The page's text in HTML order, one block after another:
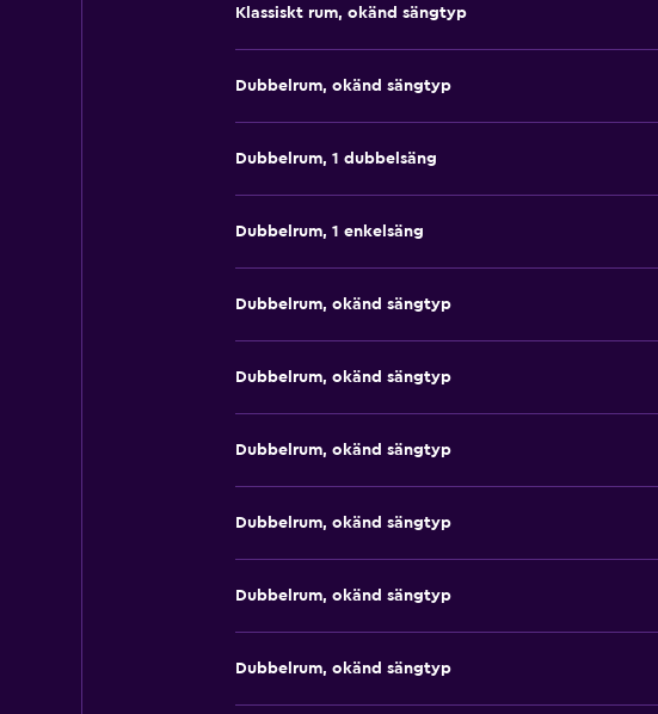
Klassiskt rum, okänd sängtyp
Dubbelrum, okänd sängtyp
Dubbelrum, 1 dubbelsäng
Dubbelrum, 1 enkelsäng
Dubbelrum, okänd sängtyp
Dubbelrum, okänd sängtyp
Dubbelrum, okänd sängtyp
Dubbelrum, okänd sängtyp
Dubbelrum, okänd sängtyp
Dubbelrum, okänd sängtyp